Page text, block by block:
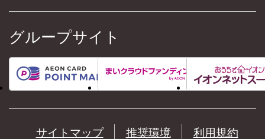
グループサイト
サイトマップ 推奨環境 利用規約